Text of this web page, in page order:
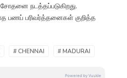
நடத்தப்படுகிறது.
பணப் பரிவர்த்தனைகள் குறித்த
# CHENNAI # MADURAI